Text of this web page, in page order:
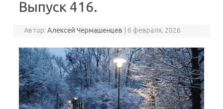
Выпуск 416.
Автор:Алексей Чермашенцев 6 февраля, 2026